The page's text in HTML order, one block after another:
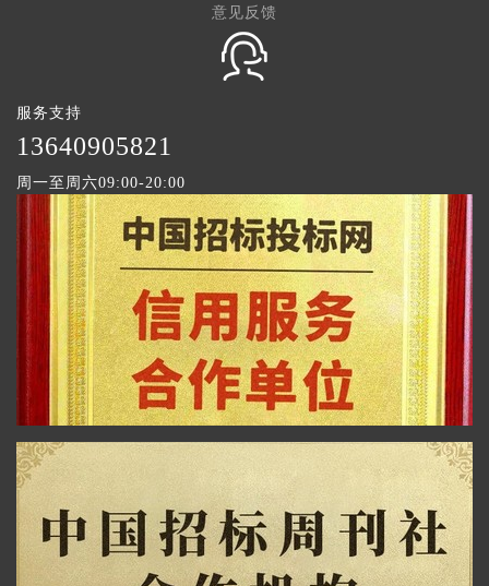
意见反馈
服务支持
1 3640905821
周一至周六09:00-20:00